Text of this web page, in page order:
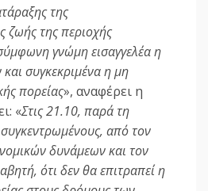
της
ζωής της περιοχής
γνώμη εισαγγελέα η
συγκεκριμένα η μη
πορείας», αναφέρει η
«Στις 21.10, παρά τη
από τον
δυνάμεων και τον
ότι δεν θα επιτραπεί η